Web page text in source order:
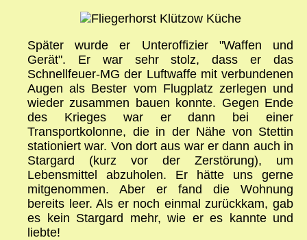
Später wurde er Unteroffizier "Waffen und
Gerät". Er war sehr stolz, dass er das
Schnellfeuer-MG der Luftwaffe mit verbundenen
Augen als Bester vom Flugplatz zerlegen und
wieder zusammen bauen konnte. Gegen Ende
des Krieges war er dann bei einer
Transportkolonne, die in der Nähe von Stettin
stationiert war. Von dort aus war er dann auch in
Stargard (kurz vor der Zerstörung), um
Lebensmittel abzuholen. Er hätte uns gerne
mitgenommen. Aber er fand die Wohnung
bereits leer. Als er noch einmal zurückkam, gab
es kein Stargard mehr, wie er es kannte und
liebte!